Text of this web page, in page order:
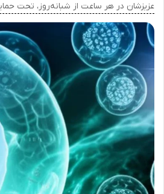
عزیزشان در هر ساعت از شبانه‌روز، تحت